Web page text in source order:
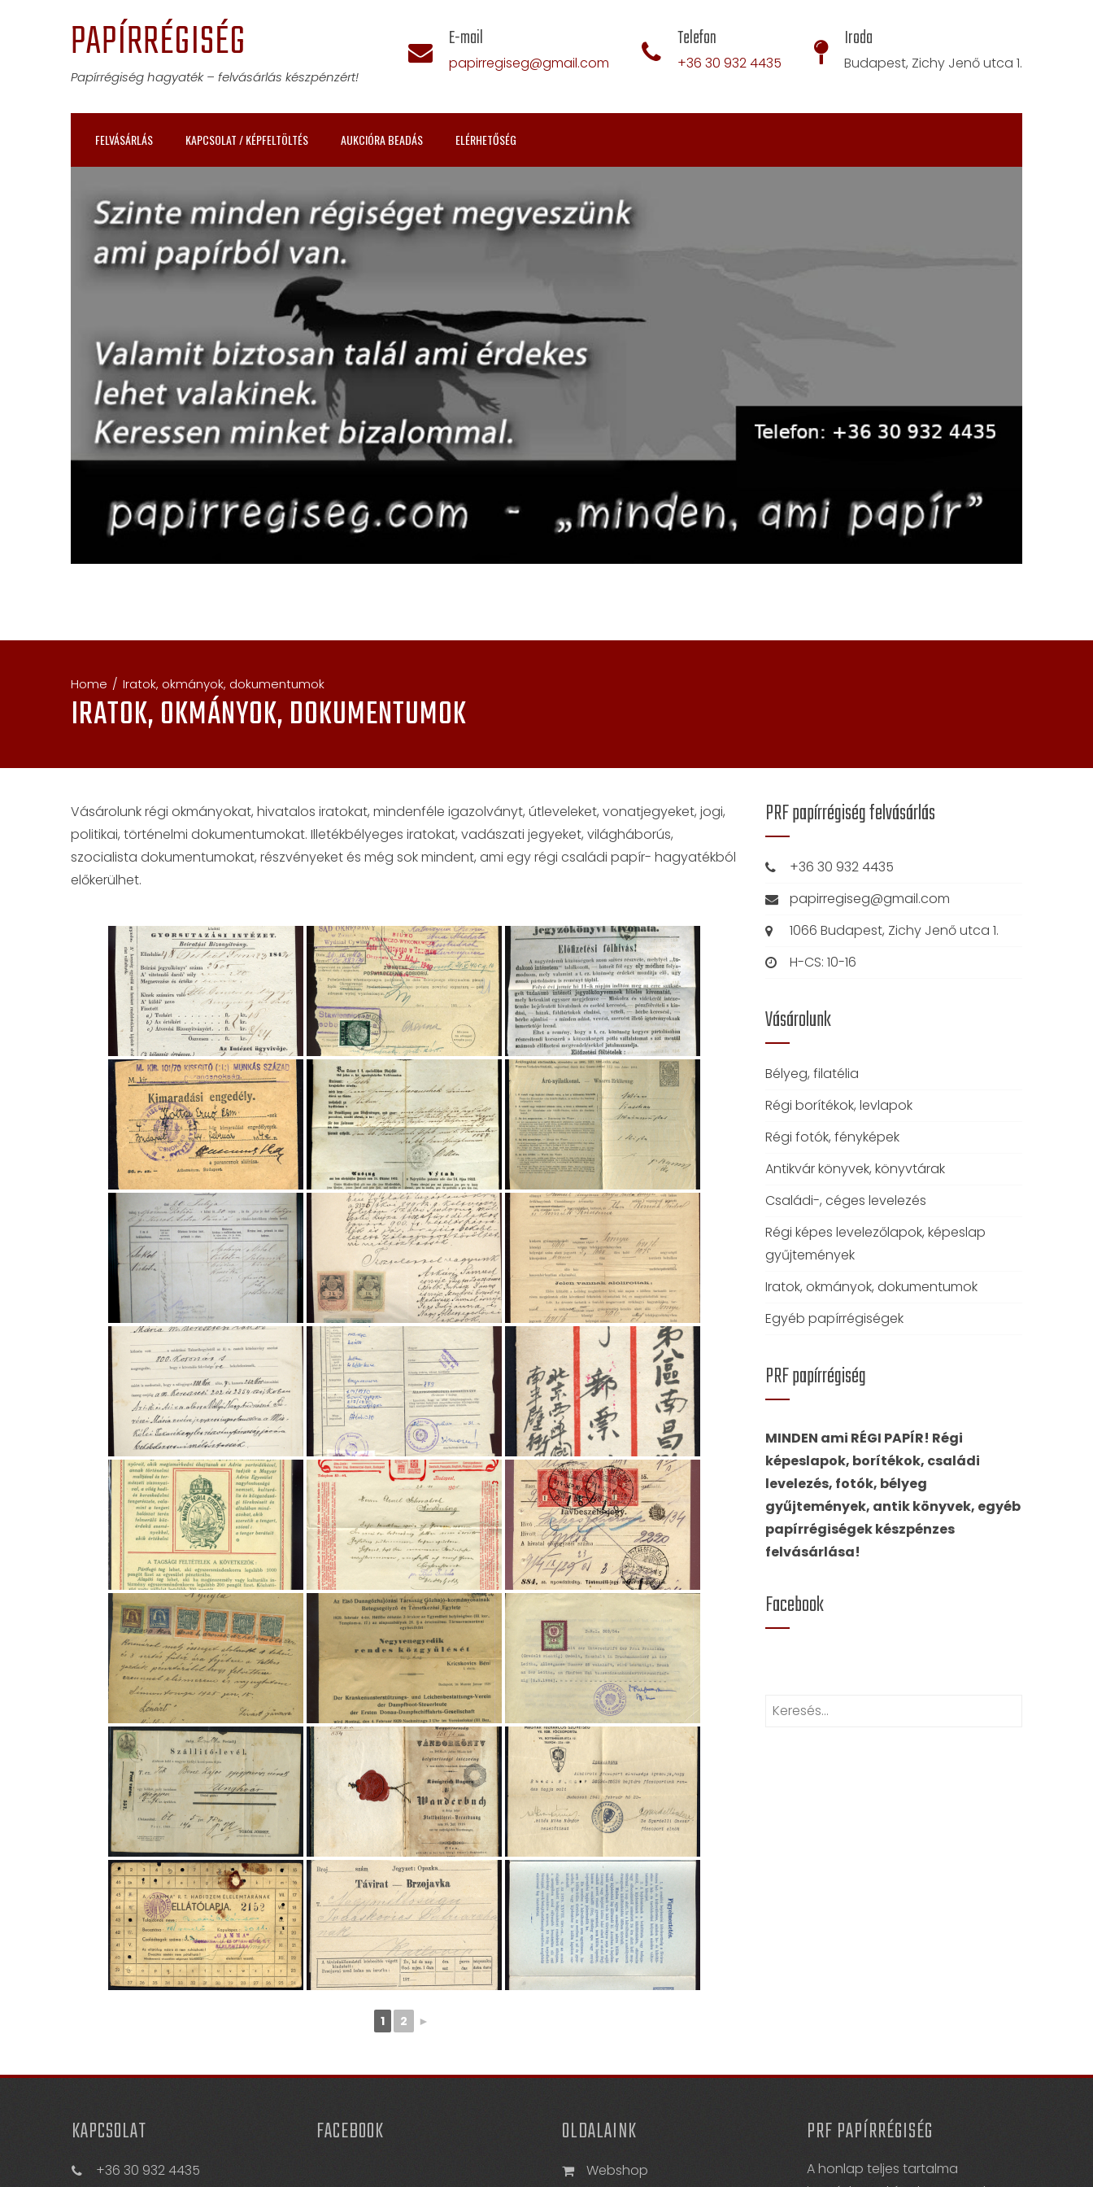
PAPÍRRÉGISÉG
Papírrégiség hagyaték – felvásárlás készpénzért!
E-mail
papirregiseg@gmail.com
Telefon
+36 30 932 4435
Iroda
Budapest, Zichy Jenő utca 1.
FELVÁSÁRLÁS KAPCSOLAT / KÉPFELTÖLTÉS AUKCIÓRA BEADÁS ELÉRHETŐSÉG
Home Iratok, okmányok, dokumentumok
IRATOK, OKMÁNYOK, DOKUMENTUMOK
Vásárolunk régi okmányokat, hivatalos iratokat, mindenféle igazolványt, útleveleket, vonatjegyeket, jogi,
politikai, történelmi dokumentumokat. Illetékbélyeges iratokat, vadászati jegyeket, világháborús,
szocialista dokumentumokat, részvényeket és még sok mindent, ami egy régi családi papír- hagyatékból
előkerülhet.
1 2 ►
PRF papírrégiség felvásárlás
+36 30 932 4435
papirregiseg@gmail.com
1066 Budapest, Zichy Jenő utca 1.
H-CS: 10-16
Vásárolunk
Bélyeg, filatélia
Régi borítékok, levlapok
Régi fotók, fényképek
Antikvár könyvek, könyvtárak
Családi-, céges levelezés
Régi képes levelezőlapok, képeslap
gyűjtemények
Iratok, okmányok, dokumentumok
Egyéb papírrégiségek
PRF papírrégiség
MINDEN ami RÉGI PAPÍR! Régi
képeslapok, borítékok, családi
levelezés, fotók, bélyeg
gyűjtemények, antik könyvek, egyéb
papírrégiségek készpénzes
felvásárlása!
Facebook
Keresés:
KAPCSOLAT
+36 30 932 4435
FACEBOOK OLDALAINK
Webshop
PRF PAPÍRRÉGISÉG
A honlap teljes tartalma